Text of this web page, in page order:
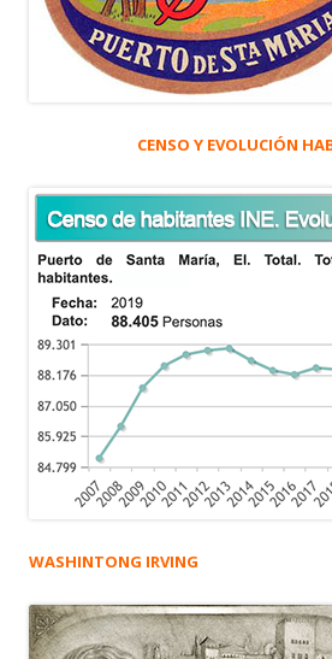
CENSO Y EVOLUCIÓN
WASHINTONG IRVING